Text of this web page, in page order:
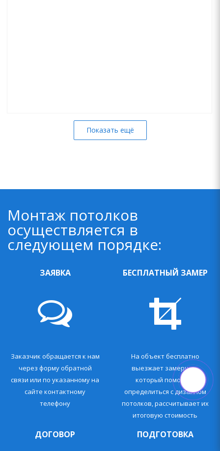
Показать ещё
Монтаж потолков
осуществляется в
следующем порядке:
ЗАЯВКА
Заказчик обращается к нам
через форму обратной
связи или по указанному на
сайте контактному
телефону
БЕСПЛАТНЫЙ ЗАМЕР
На объект бесплатно
выезжает замерщик,
который помогает
определиться с дизайном
потолков, рассчитывает их
итоговую стоимость
ДОГОВОР ПОДГОТОВКА